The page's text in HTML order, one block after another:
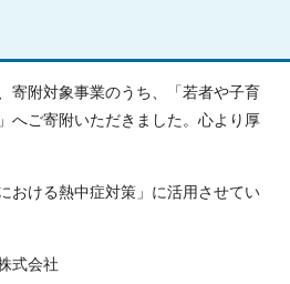
寄附対象事業のうち、「若者や子育
へご寄附いただきました。心より厚
おける熱中症対策」に活用させてい
式会社